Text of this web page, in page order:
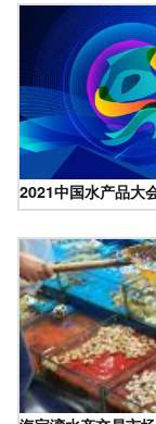
2021中国水产品大